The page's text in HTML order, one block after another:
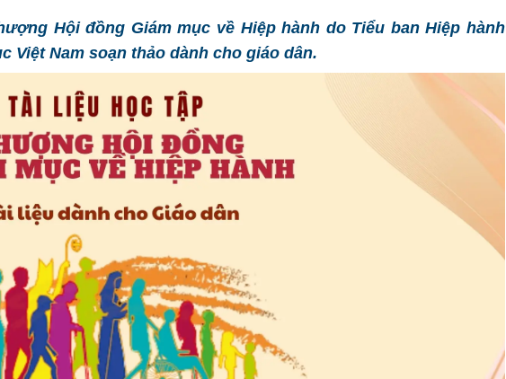
Hội đồng Giám mục về Hiệp hành do Tiểu ban Hiệp hành
Việt Nam soạn thảo dành cho giáo dân.